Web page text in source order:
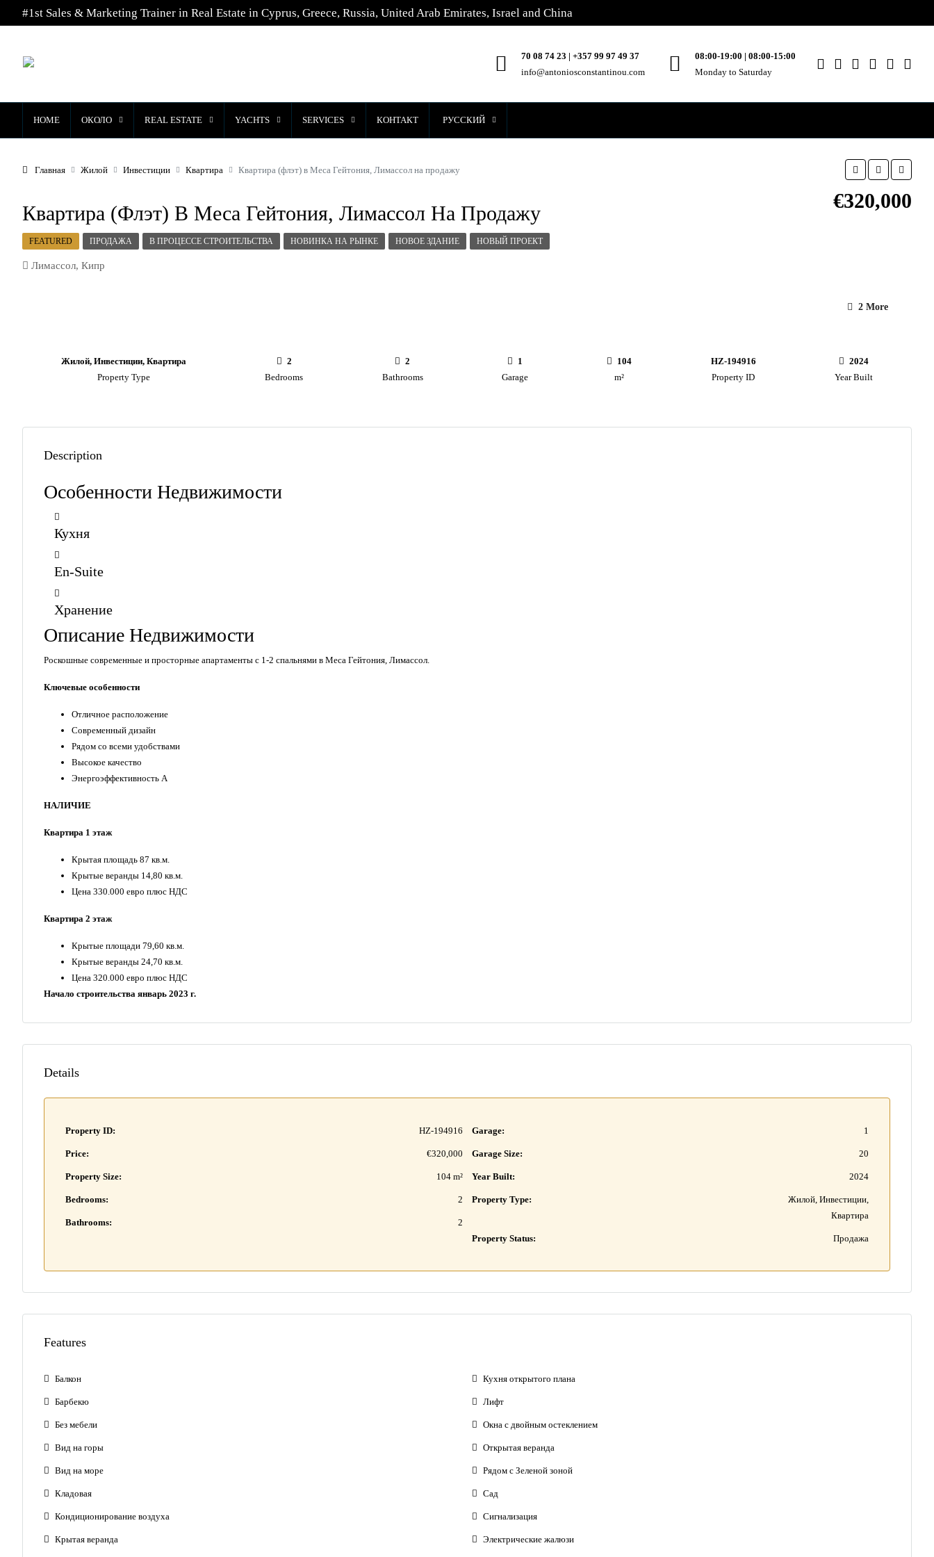
#1st Sales & Marketing Trainer in Real Estate in Cyprus, Greece, Russia, United Arab Emirates, Israel and China
70 08 74 23 | +357 99 97 49 37
info@antoniosconstantinou.com
08:00-19:00 | 08:00-15:00
Monday to Saturday
HOME ОКОЛО REAL ESTATE YACHTS SERVICES КОНТАКТ РУССКИЙ
Главная Жилой Инвестиции Квартира Квартира (флэт) в Меса Гейтония, Лимассол на продажу
Квартира (флэт) В Меса Гейтония, Лимассол На Продажу
€320,000
FEATURED ПРОДАЖА В ПРОЦЕССЕ СТРОИТЕЛЬСТВА НОВИНКА НА РЫНКЕ НОВОЕ ЗДАНИЕ НОВЫЙ ПРОЕКТ
Лимассол, Кипр
2 More
Жилой, Инвестиции, Квартира
Property Type
2
Bedrooms
2
Bathrooms
1
Garage
104
m²
HZ-194916
Property ID
2024
Year Built
Description
Особенности Недвижимости
Кухня
En-Suite
Хранение
Описание Недвижимости
Роскошные современные и просторные апартаменты с 1-2 спальнями в Меса Гейтония, Лимассол.
Ключевые особенности
Отличное расположение
Современный дизайн
Рядом со всеми удобствами
Высокое качество
Энергоэффективность А
НАЛИЧИЕ
Квартира 1 этаж
Крытая площадь 87 кв.м.
Крытые веранды 14,80 кв.м.
Цена 330.000 евро плюс НДС
Квартира 2 этаж
Крытые площади 79,60 кв.м.
Крытые веранды 24,70 кв.м.
Цена 320.000 евро плюс НДС
Начало строительства январь 2023 г.
Details
Property ID: HZ-194916
Price: €320,000
Property Size: 104 m²
Bedrooms: 2
Bathrooms: 2
Garage: 1
Garage Size: 20
Year Built: 2024
Property Type:
Жилой, Инвестиции,
Квартира
Property Status: Продажа
Features
Балкон
Барбекю
Без мебели
Вид на горы
Вид на море
Кладовая
Кондиционирование воздуха
Крытая веранда
Кухня открытого плана
Лифт
Окна с двойным остеклением
Открытая веранда
Рядом с Зеленой зоной
Сад
Сигнализация
Электрические жалюзи